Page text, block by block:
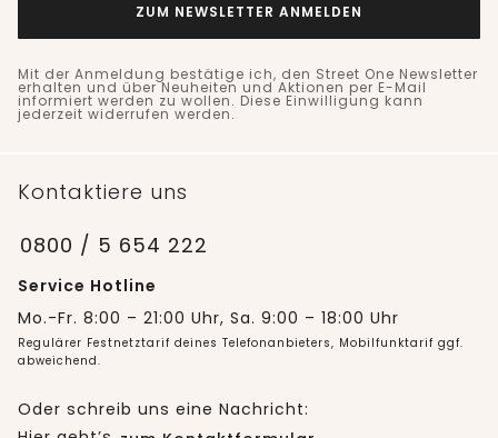
ZUM NEWSLETTER ANMELDEN
Mit der Anmeldung bestätige ich, den Street One Newsletter
erhalten und über Neuheiten und Aktionen per E-Mail
informiert werden zu wollen. Diese Einwilligung kann
jederzeit widerrufen werden.
Kontaktiere uns
0800 / 5 654 222
Service Hotline
Mo.-Fr. 8:00 – 21:00 Uhr, Sa. 9:00 – 18:00 Uhr
Regulärer Festnetztarif deines Telefonanbieters, Mobilfunktarif ggf.
abweichend.
Oder schreib uns eine Nachricht: